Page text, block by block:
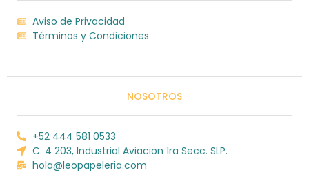
Aviso de Privacidad
Términos y Condiciones
NOSOTROS
+52 444 581 0533
C. 4 203, Industrial Aviacion 1ra Secc. SLP.
hola@leopapeleria.com